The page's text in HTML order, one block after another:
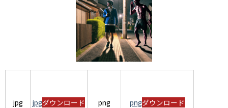
jpg jpgダウンロード png pngダウンロード